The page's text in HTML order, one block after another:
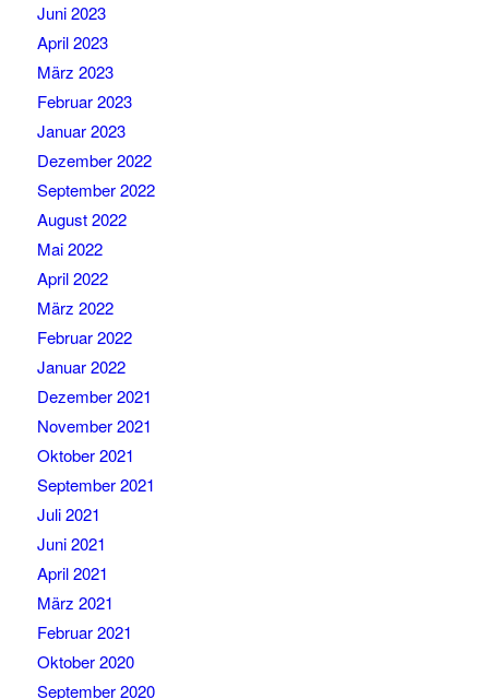
Juni 2023
April 2023
März 2023
Februar 2023
Januar 2023
Dezember 2022
September 2022
August 2022
Mai 2022
April 2022
März 2022
Februar 2022
Januar 2022
Dezember 2021
November 2021
Oktober 2021
September 2021
Juli 2021
Juni 2021
April 2021
März 2021
Februar 2021
Oktober 2020
September 2020